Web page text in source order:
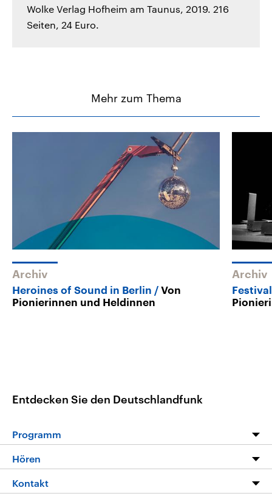
Wolke Verlag Hofheim am Taunus, 2019. 216
Seiten, 24 Euro.
Mehr zum Thema
Archiv
Heroines of Sound in Berlin
Von
Pionierinnen und Heldinnen
Archiv
Entdecken Sie den Deutschlandfunk
Programm
Programm
Die Nachrichten
Hören
Livestream
Kontakt